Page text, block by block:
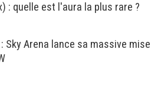
: quelle est l'aura la plus rare ?
Sky Arena lance sa massive mise